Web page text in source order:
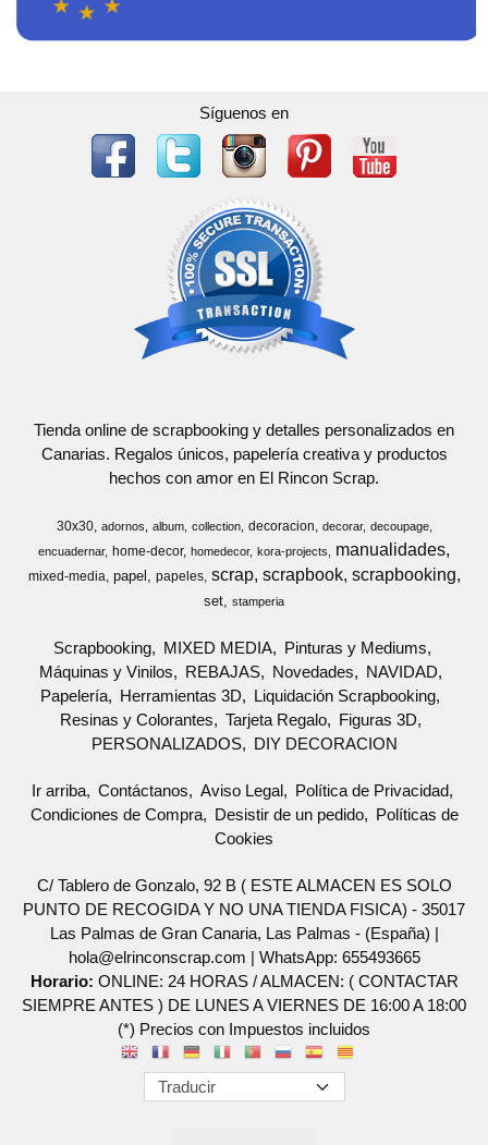
Síguenos en
Tienda online de scrapbooking y detalles personalizados en
Canarias. Regalos únicos, papelería creativa y productos
hechos con amor en El Rincon Scrap.
30x30 adornos album collection decoracion decorar
decoupage
encuadernar
home-decor homedecor kora-projects manualidades
mixed-media papel papeles scrap scrapbook scrapbooking
set stamperia
Scrapbooking MIXED MEDIA
Pinturas y Mediums
Máquinas y Vinilos
REBAJAS Novedades
NAVIDAD
Papelería
Herramientas 3D
Liquidación Scrapbooking
Resinas y Colorantes
Tarjeta Regalo
Figuras 3D
PERSONALIZADOS
DIY DECORACION
Ir arriba Contáctanos Aviso Legal
Política de Privacidad
Condiciones de Compra
Desistir de un pedido
Políticas de
Cookies
C/ Tablero de Gonzalo, 92 B ( ESTE ALMACEN ES SOLO
PUNTO DE RECOGIDA Y NO UNA TIENDA FISICA) - 35017
Las Palmas de Gran Canaria, Las Palmas - (España) |
hola@elrinconscrap.com | WhatsApp: 655493665
Horario: ONLINE: 24 HORAS / ALMACEN: ( CONTACTAR
SIEMPRE ANTES ) DE LUNES A VIERNES DE 16:00 A 18:00
(*) Precios con Impuestos incluidos